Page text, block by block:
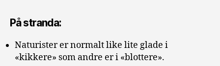
På stranda:
Naturister er normalt like lite glade i
«kikkere» som andre er i «blottere».